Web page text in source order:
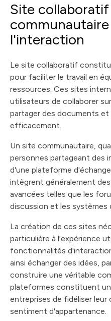
Site
l'interaction
Le site collaboratif
pour faciliter le travail en
ressources. Ces sites
utilisateurs de collaborer
partager des documents et
efficacement.
Un site communautaire,
personnes partageant des
d'une plateforme
intègrent généralement
avancées telles que les
discussion et les systèmes
La création de ces sites
particulière à l'expérience
fonctionnalités
ainsi échanger des idées,
construire une véritable
plateformes constituent
entreprises de fidéliser
sentiment d'appartenance.